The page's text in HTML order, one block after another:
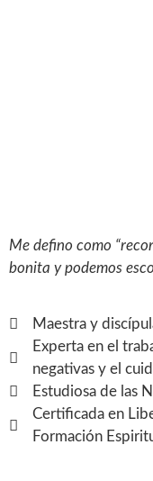
Me defino como
bonita y podemos
Maestra y
Experta en el
negativas y el
Estudiosa de las
Certificada en
Formación